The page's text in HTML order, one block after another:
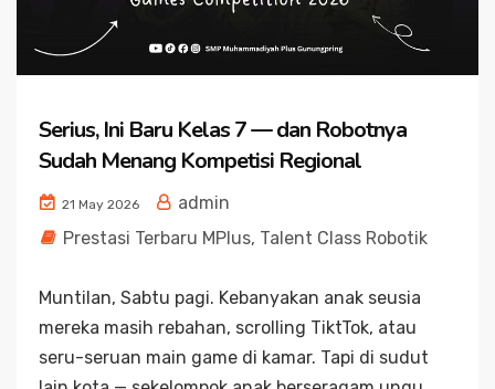
Serius, Ini Baru Kelas 7 — dan Robotnya
Sudah Menang Kompetisi Regional
21 May 2026
admin
Prestasi Terbaru MPlus, Talent Class Robotik
Muntilan, Sabtu pagi. Kebanyakan anak seusia
mereka masih rebahan, scrolling TiktTok, atau
seru-seruan main game di kamar. Tapi di sudut